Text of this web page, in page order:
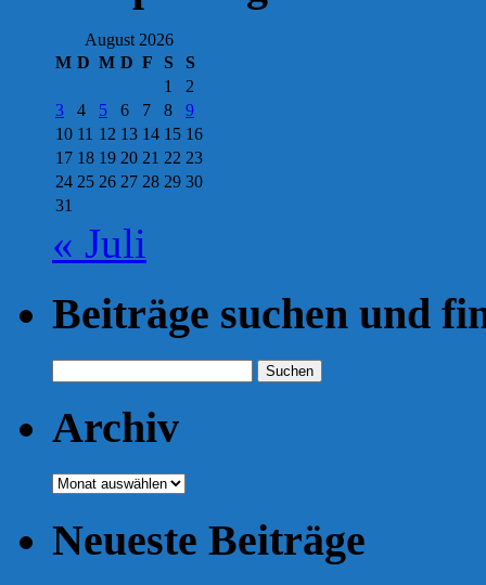
August 2026
M D M D F S
S
1
2
3
4 5 6 7 8
9
10 11 12 13 14 15 16
17 18 19 20 21 22 23
24 25 26 27 28 29 30
31
« Juli
Beiträge suchen und
nach:
Archiv
Archiv
Neueste Beiträge